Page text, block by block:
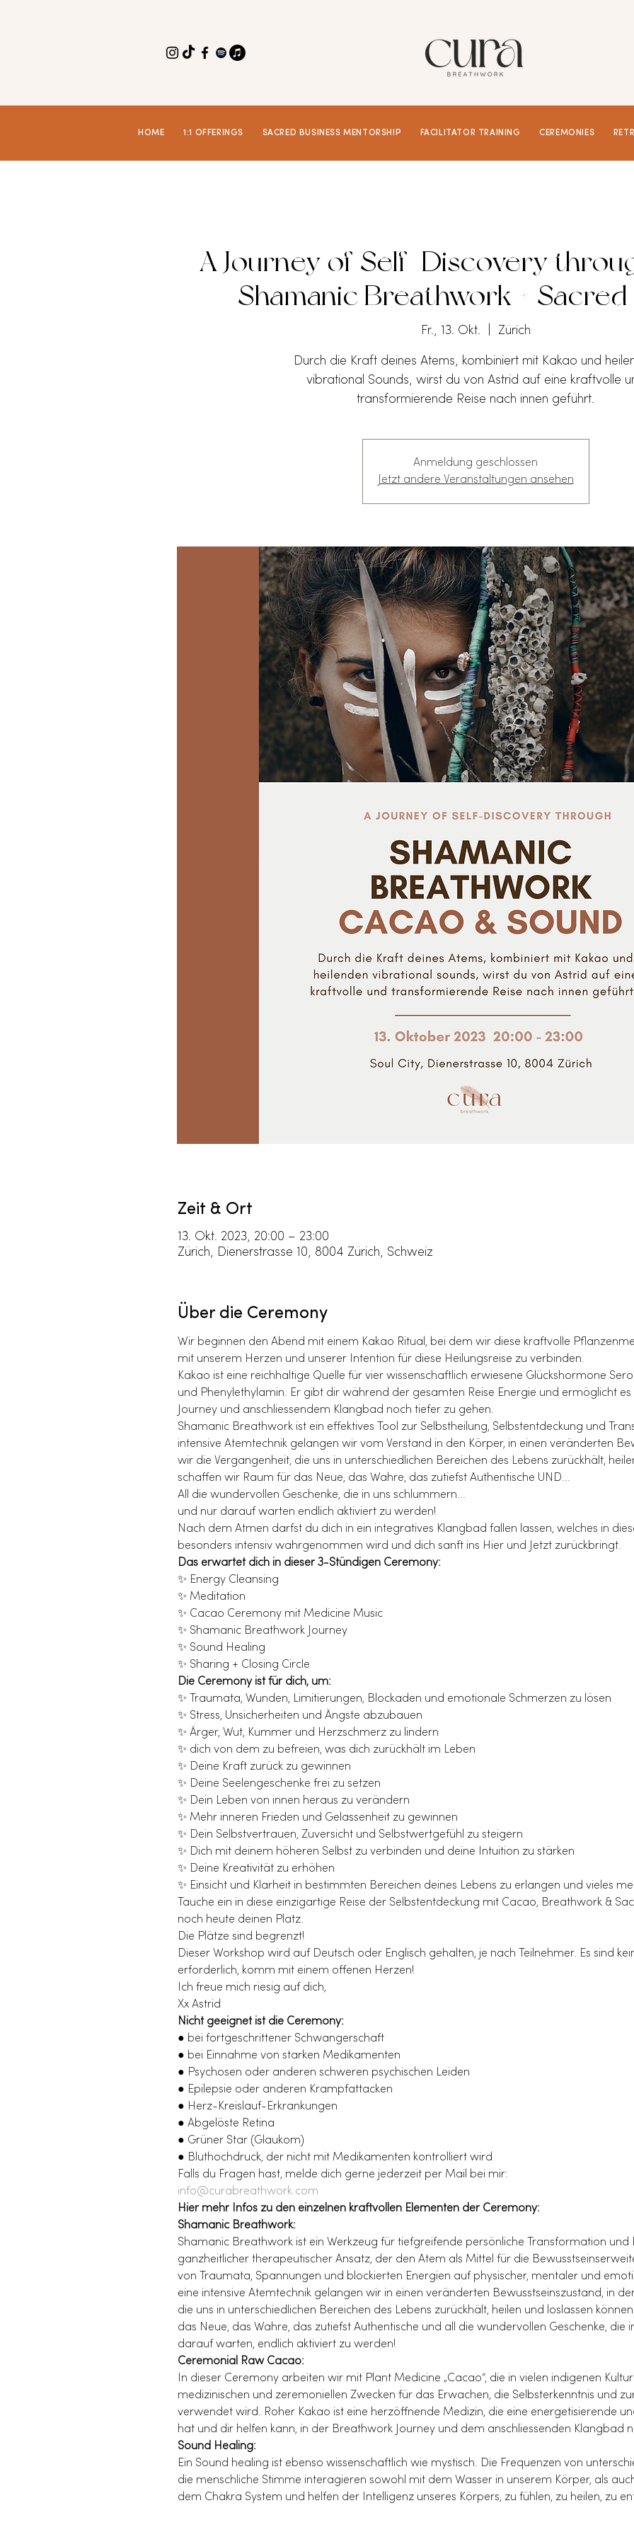
HOME 1:1 OFFERINGS SACRED BUSINESS MENTORSHIP FACILITATOR TRAINING CEREMONIES
A Journey of Self-Discovery
Shamanic Breathwork +
Fr., 13. Okt. Zürich
Durch die Kraft deines Atems, kombiniert mit Kakao und
vibrational Sounds, wirst du von Astrid auf eine kraftvolle
transformierende Reise nach innen geführt.
Anmeldung geschlossen
Jetzt andere Veranstaltungen ansehen
Zeit & Ort
13. Okt. 2023, 20:00 – 23:00
Zürich, Dienerstrasse 10, 8004 Zürich, Schweiz
Über die Ceremony
Wir beginnen den Abend mit einem Kakao Ritual, bei dem wir diese kraftvolle
mit unserem Herzen und unserer Intention für diese Heilungsreise zu verbinden.
Kakao ist eine reichhaltige Quelle für vier wissenschaftlich erwiesene Glückshormone
und Phenylethylamin. Er gibt dir während der gesamten Reise Energie und ermöglicht
Journey und anschliessendem Klangbad noch tiefer zu gehen.
Shamanic Breathwork ist ein effektives Tool zur Selbstheilung, Selbstentdeckung und
intensive Atemtechnik gelangen wir vom Verstand in den Körper, in einen veränderten
wir die Vergangenheit, die uns in unterschiedlichen Bereichen des Lebens zurückhält,
schaffen wir Raum für das Neue, das Wahre, das zutiefst Authentische UND...
All die wundervollen Geschenke, die in uns schlummern...
und nur darauf warten endlich aktiviert zu werden!
Nach dem Atmen darfst du dich in ein integratives Klangbad fallen lassen, welches in
besonders intensiv wahrgenommen wird und dich sanft ins Hier und Jetzt zurückbringt.
Das erwartet dich in dieser 3-Stündigen Ceremony:
✨ Energy Cleansing
✨ Meditation
✨ Cacao Ceremony mit Medicine Music
✨ Shamanic Breathwork Journey
✨ Sound Healing
✨ Sharing + Closing Circle
Die Ceremony ist für dich, um:
✨ Traumata, Wunden, Limitierungen, Blockaden und emotionale Schmerzen zu lösen
✨ Stress, Unsicherheiten und Ängste abzubauen
✨ Ärger, Wut, Kummer und Herzschmerz zu lindern
✨ dich von dem zu befreien, was dich zurückhält im Leben
✨ Deine Kraft zurück zu gewinnen
✨ Deine Seelengeschenke frei zu setzen
✨ Dein Leben von innen heraus zu verändern
✨ Mehr inneren Frieden und Gelassenheit zu gewinnen
✨ Dein Selbstvertrauen, Zuversicht und Selbstwertgefühl zu steigern
✨ Dich mit deinem höheren Selbst zu verbinden und deine Intuition zu stärken
✨ Deine Kreativität zu erhöhen
✨ Einsicht und Klarheit in bestimmten Bereichen deines Lebens zu erlangen und vieles
Tauche ein in diese einzigartige Reise der Selbstentdeckung mit Cacao, Breathwork &
noch heute deinen Platz.
Die Plätze sind begrenzt!
Dieser Workshop wird auf Deutsch oder Englisch gehalten, je nach Teilnehmer. Es sind
erforderlich, komm mit einem offenen Herzen!
Ich freue mich riesig auf dich,
Xx Astrid
Nicht geeignet ist die Ceremony:
● bei fortgeschrittener Schwangerschaft
● bei Einnahme von starken Medikamenten
● Psychosen oder anderen schweren psychischen Leiden
● Epilepsie oder anderen Krampfattacken
● Herz-Kreislauf-Erkrankungen
● Abgelöste Retina
● Grüner Star (Glaukom)
● Bluthochdruck, der nicht mit Medikamenten kontrolliert wird
Falls du Fragen hast, melde dich gerne jederzeit per Mail bei mir:
info@curabreathwork.com
Hier mehr Infos zu den einzelnen kraftvollen Elementen der Ceremony:
Shamanic Breathwork:
Shamanic Breathwork ist ein Werkzeug für tiefgreifende persönliche Transformation und
ganzheitlicher therapeutischer Ansatz, der den Atem als Mittel für die
von Traumata, Spannungen und blockierten Energien auf physischer, mentaler und
eine intensive Atemtechnik gelangen wir in einen veränderten Bewusstseinszustand, in
die uns in unterschiedlichen Bereichen des Lebens zurückhält, heilen und loslassen
das Neue, das Wahre, das zutiefst Authentische und all die wundervollen Geschenke, die
darauf warten, endlich aktiviert zu werden!
Ceremonial Raw Cacao:
In dieser Ceremony arbeiten wir mit Plant Medicine „Cacao“, die in vielen indigenen
medizinischen und zeremoniellen Zwecken für das Erwachen, die Selbsterkenntnis und
verwendet wird. Roher Kakao ist eine herzöffnende Medizin, die eine energetisierende
hat und dir helfen kann, in der Breathwork Journey und dem anschliessenden Klangbad
Sound Healing:
Ein Sound healing ist ebenso wissenschaftlich wie mystisch. Die Frequenzen von
die menschliche Stimme interagieren sowohl mit dem Wasser in unserem Körper, als
dem Chakra System und helfen der Intelligenz unseres Körpers, zu fühlen, zu heilen, zu